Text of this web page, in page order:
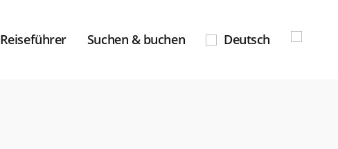
Reiseführer Suchen & buchen Deutsch